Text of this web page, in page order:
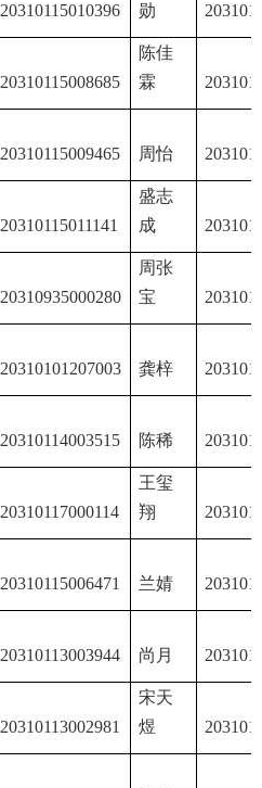
20310115010396
勋
20310115008685
陈佳
霖
20310115009465 周怡
20310115011141
盛志
成
20310935000280
周张
宝
20310101207003 龚梓
20310114003515 陈稀
20310117000114
王玺
翔
20310115006471 兰婧
20310113003944 尚月
20310113002981
宋天
煜